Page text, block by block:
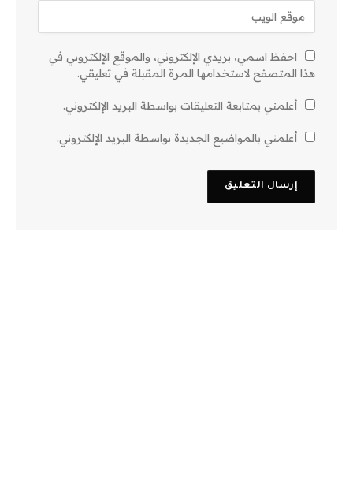
احفظ اسمي، بريدي الإلكتروني، والموقع الإلكتروني في
هذا المتصفح لاستخدامها المرة المقبلة في تعليقي.
أعلمني بمتابعة التعليقات بواسطة البريد الإلكتروني.
أعلمني بالمواضيع الجديدة بواسطة البريد الإلكتروني.